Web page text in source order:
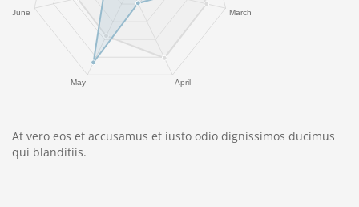
At vero eos et accusamus et iusto odio dignissimos ducimus
qui blanditiis.